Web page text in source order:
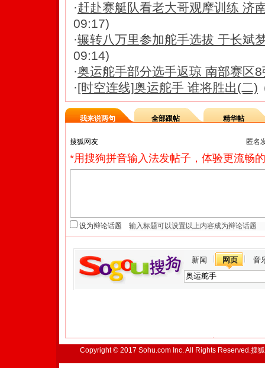
·赶赴赛艇队看老大哥观摩训练 济
09:17)
·辗转八万里参加舵手选拔 于长斌
09:14)
·奥运舵手部分选手返琼 南部赛区
·[时空连线]奥运舵手 谁将胜出(二)
我来说两句 全部跟帖 精华帖
匿名
*用搜狗拼音输入法发帖子，体验更流畅
设为辩论话题
新闻 网页 音
Copyright © 2017 Sohu.com Inc. All Rights Reserved.搜